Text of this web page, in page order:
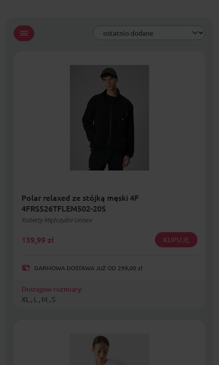
Polar relaxed ze stójką męski 4F
4FRSS26TFLEM502-20S
Kobiety Mężczyźni Unisex
139,99 zł KUPUJĘ
DARMOWA DOSTAWA JUŻ OD 299,00 zł
Dostępne rozmiary:
XL , L , M , S